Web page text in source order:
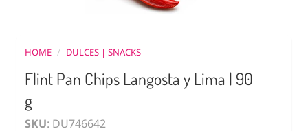
HOME / DULCES | SNACKS
Flint Pan Chips Langosta y Lima | 90
g
SKU: DU746642